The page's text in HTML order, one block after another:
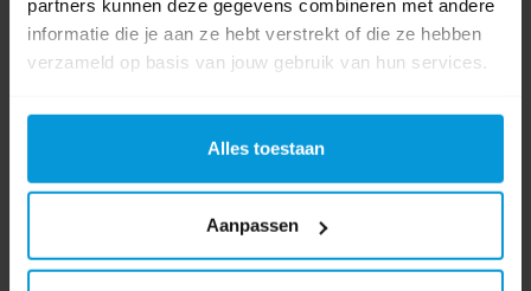
partners kunnen deze gegevens combineren met andere
informatie die je aan ze hebt verstrekt of die ze hebben
verzameld op basis van jouw gebruik van hun services.
Alles toestaan
Aanpassen
Gewicht: 35 gr
Ophalen in Wijchen is mogelijk.
Exclusief btw.